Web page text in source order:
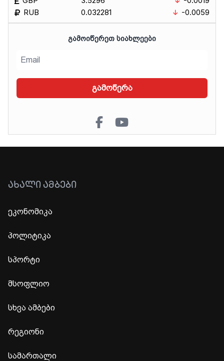
RUB
0.032281
-0.0059
ᲒᲐᲛᲝᲘᲬᲔᲠᲔᲗ ᲡᲘᲐᲮᲚᲔᲔᲑᲘ
გამოწერა
ᲐᲮᲐᲚᲘ ᲐᲛᲑᲔᲑᲘ
ეკონომიკა
პოლიტიკა
სპორტი
მსოფლიო
სხვა ამბები
რეგიონი
სამართალი